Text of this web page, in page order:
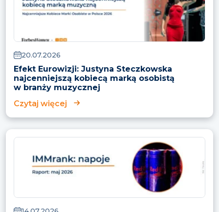
20.07.2026
Efekt Eurowizji: Justyna Steczkowska
najcenniejszą kobiecą marką osobistą
w branży muzycznej
Czytaj więcej